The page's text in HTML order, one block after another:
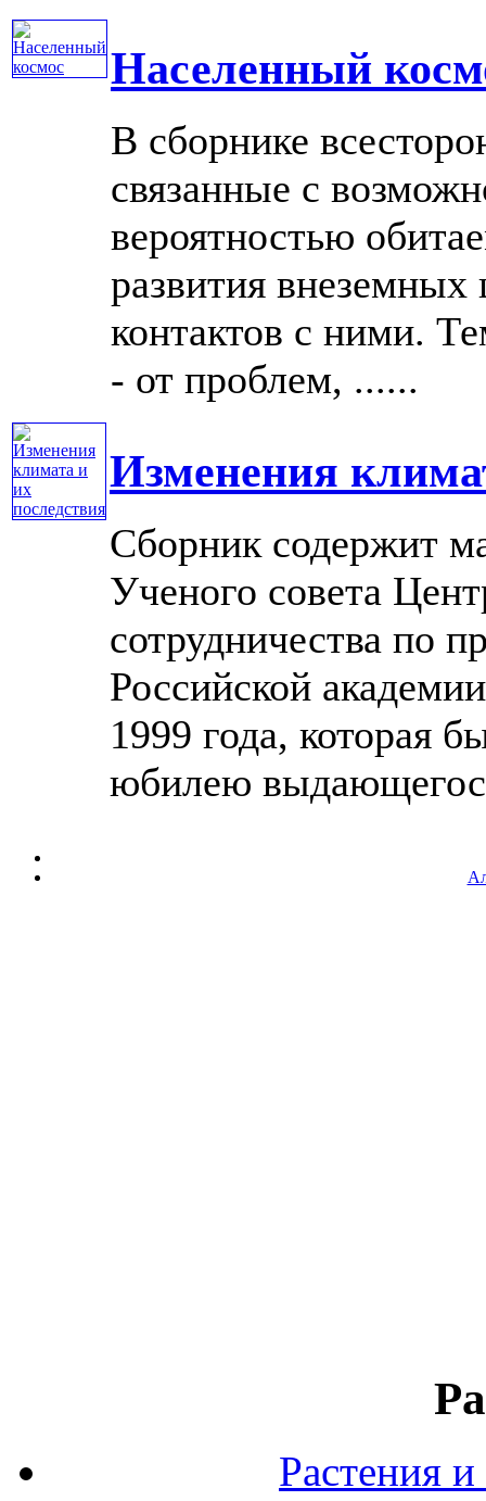
Населенный
В сборнике
связанные с
вероятностью
развития внеземных
контактов с ними.
- от проблем, ......
Изменения
Сборник содержит
Ученого совета
сотрудничества по
Российской
1999 года, которая
юбилею
Растения